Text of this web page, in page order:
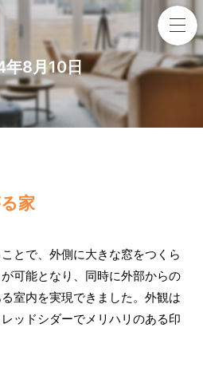
年8月10日
家
とで、外側に大きな窓をつくら
可能となり、同時に外部からの
室内を実現できました。外観は
ッドシダーでメリハリのある印